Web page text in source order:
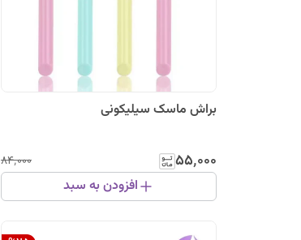
براش ماسک سیلیکونی
۵۵٬۰۰۰ ۸۴٬۰۰۰
افزودن به سبد